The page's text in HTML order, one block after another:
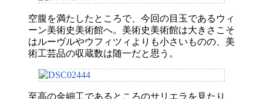
空腹を満たしたところで、今回の目玉であるウィ
ーン美術史美術館へ。美術史美術館は大きさこそ
はルーヴルやウフィツィよりも小さいものの、美
術工芸品の収蔵数は随一だと思う。
至高の金細工であるところのサリエラを見たり、